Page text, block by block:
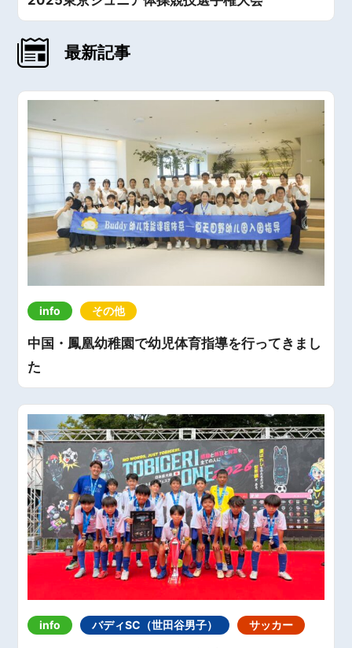
最新記事
info その他
中国・鳳凰幼稚園で幼児体育指導を行ってきまし
た
info バディSC（世田谷男子） サッカー